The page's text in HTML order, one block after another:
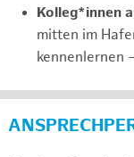
Kolleg*innen
mitten im
kennenlernen